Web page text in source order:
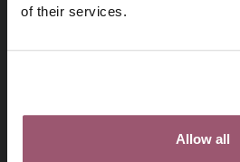
of their services.
Allow all